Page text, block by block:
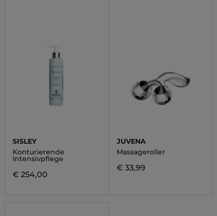
SISLEY
Konturierende
Intensivpflege
€ 254,00
JUVENA
Massageroller
€ 33,99